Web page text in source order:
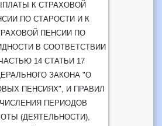
К СТРАХОВОЙ
ПО СТАРОСТИ И К
ПЕНСИИ ПО
В СООТВЕТСТВИИ
14 СТАТЬИ 17
ЗАКОНА "О
ПЕНСИЯХ", И ПРАВИЛ
ПЕРИОДОВ
(ДЕЯТЕЛЬНОСТИ),